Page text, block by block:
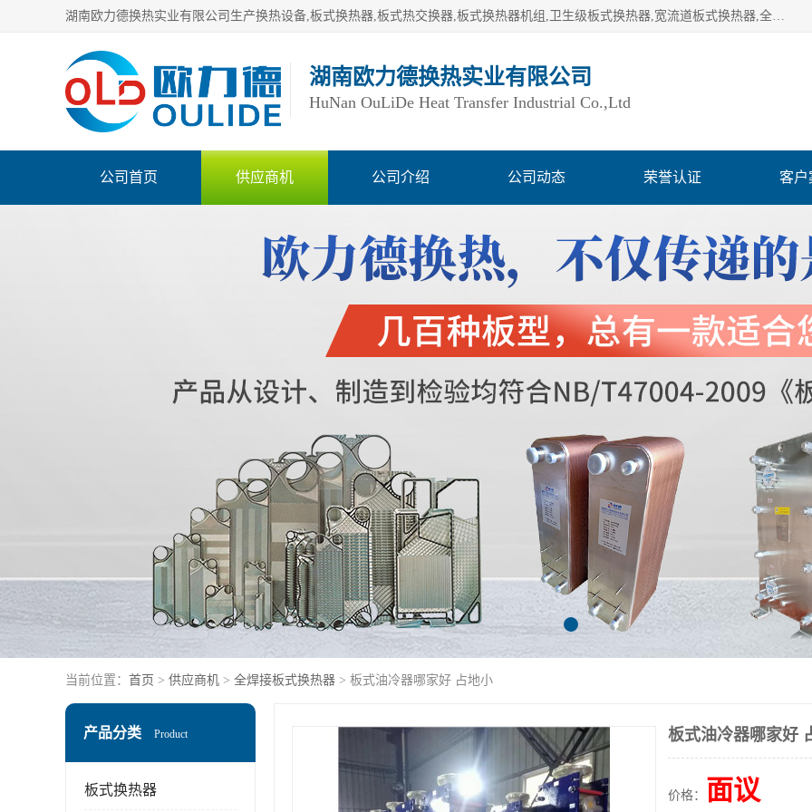
湖南欧力德换热实业有限公司生产换热设备,板式换热器,板式热交换器,板式换热器机组,卫生级板式换热器,宽流道板式换热器,全焊接板式换热器,钎焊板式换热器,钛材板式换热器,容积式换热器,盘管换热,不锈钢水箱,定压补水机组,变频供水机组等,用户覆盖：湖南、湖北、广西、广东、海南、云南、贵州等全国各地。
湖南欧力德换热实业有限公司
HuNan OuLiDe Heat Transfer Industrial Co.,Ltd
公司首页 供应商机 公司介绍 公司动态 荣誉认证 客户
当前位置： 首页 > 供应商机 > 全焊接板式换热器 > 板式油冷器哪家好 占地小
产品分类 Product
板式换热器
板式油冷器哪家好
价格： 面议